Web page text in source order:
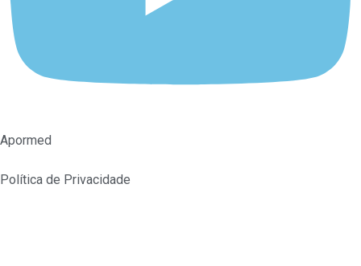
Apormed
Política de Privacidade